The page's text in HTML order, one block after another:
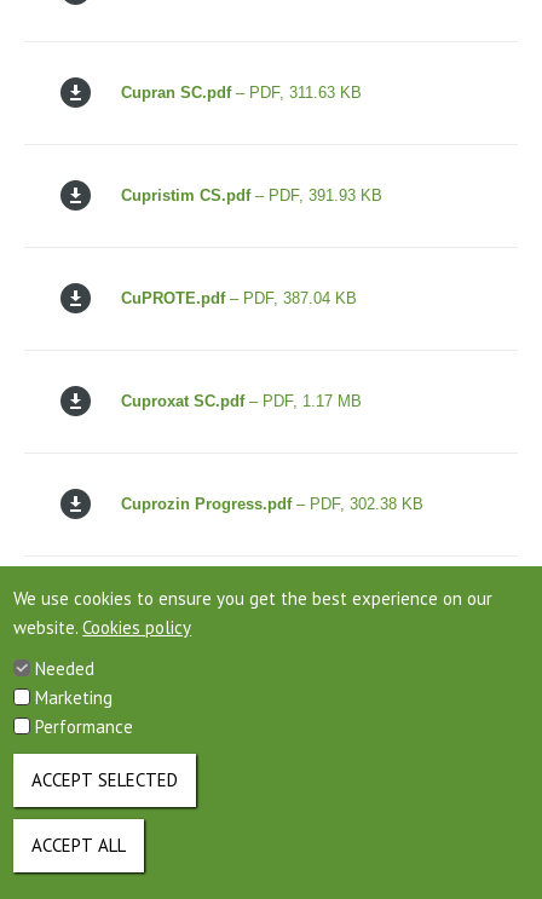
Cupran SC.pdf– PDF, 311.63 KB
Cupristim CS.pdf– PDF, 391.93 KB
CuPROTE.pdf– PDF, 387.04 KB
Cuproxat SC.pdf– PDF, 1.17 MB
Cuprozin Progress.pdf– PDF, 302.38 KB
CUPRUM 600 SC.pdf– PDF, 352.2 KB
CURBATUR EC 250.PDF
We use cookies to ensure you get the best experience on our
website. Cookies policy
Needed
Marketing
Performance
ACCEPT SELECTED
ACCEPT ALL